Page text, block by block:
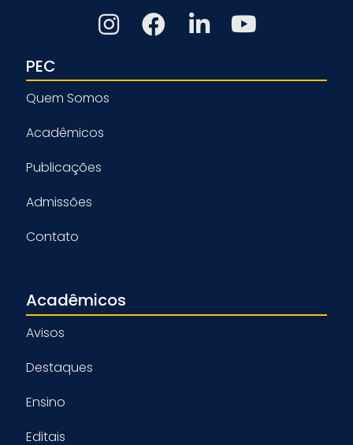
PEC
Quem Somos
Acadêmicos
Publicações
Admissões
Contato
Acadêmicos
Avisos
Destaques
Ensino
Editais